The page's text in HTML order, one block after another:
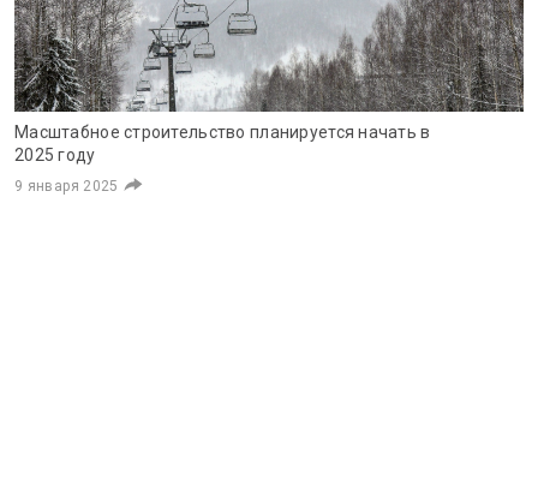
Масштабное строительство планируется начать в
2025 году
9 января 2025